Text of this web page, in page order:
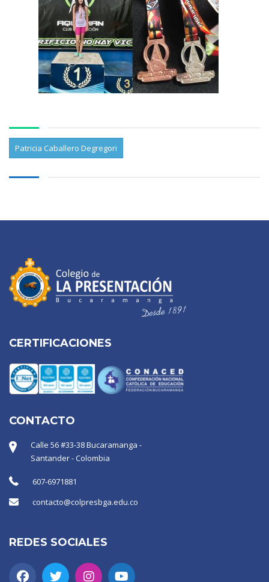
Patricia Caballero Degregori
CERTIFICACIONES
CONTACTO
Calle 56 #33-38 Bucaramanga -
Santander - Colombia
607-6971881
contacto@colpresbga.edu.co
REDES SOCIALES